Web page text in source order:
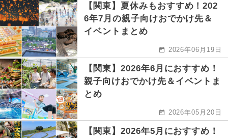
【関東】夏休みもおすすめ！202
6年7月の親子向けおでかけ先＆
イベントまとめ
2026年06月19日
【関東】2026年6月におすすめ！
親子向けおでかけ先＆イベントま
とめ
2026年05月20日
【関東】2026年5月におすすめ！